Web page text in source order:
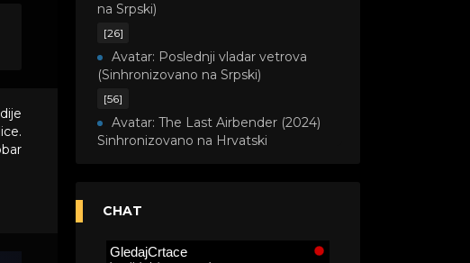
na Srpski)
[26]
Avatar: Poslednji vladar vetrova
(Sinhronizovano na Srpski)
[56]
Avatar: The Last Airbender (2024)
Sinhronizovano na Hrvatski
(Sinhronizovano na Srpski)
Akademija čarolija (Wits Academy)
CHAT